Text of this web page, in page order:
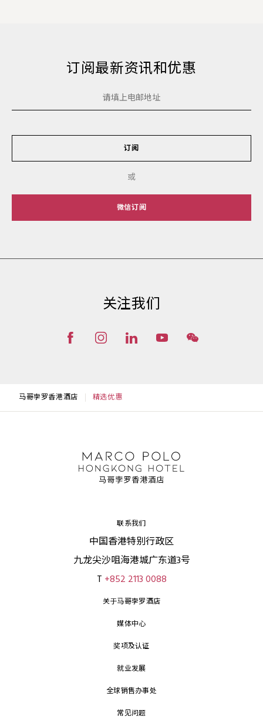
订阅最新资讯和优惠
订阅
或
微信订阅
关注我们
马哥孛罗香港酒店 精选优惠
联系我们
中国香港特别行政区
九龙尖沙咀海港城广东道3号
T +852 2113 0088
关于马哥孛罗酒店
媒体中心
奖项及认证
就业发展
全球销售办事处
常见问题